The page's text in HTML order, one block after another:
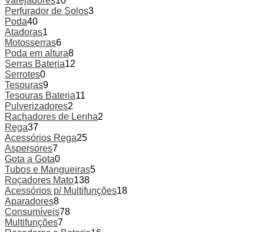
Perfurador de Solos3
Poda40
Atadoras1
Motosserras6
Poda em altura8
Serras Bateria12
Serrotes0
Tesouras9
Tesouras Bateria11
Pulverizadores2
Rachadores de Lenha2
Rega37
Acessórios Rega25
Aspersores7
Gota a Gota0
Tubos e Mangueiras5
Roçadores Mato138
Acessórios p/ Multifunções18
Aparadores8
Consumíveis78
Multifunções7